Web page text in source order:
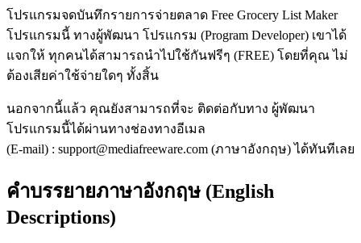
โปรแกรมจดบันทึกรายการจ่ายตลาด Free Grocery List Maker
โปรแกรมนี้ ทางผู้พัฒนา โปรแกรม (Program Developer) เขาได้
แจกให้ ทุกคนได้สามารถนำไปใช้กันฟรีๆ (FREE) โดยที่คุณ ไม่
ต้องเสียค่าใช้จ่ายใดๆ ทั้งสิ้น
นอกจากนี้แล้ว คุณยังสามารถที่จะ ติดต่อกับทาง ผู้พัฒนา
โปรแกรมนี้ได้ผ่านทางช่องทางอีเมล
(E-mail) : support@mediafreeware.com (ภาษาอังกฤษ) ได้ทันทีเลย
คำบรรยายภาษาอังกฤษ (English
Descriptions)